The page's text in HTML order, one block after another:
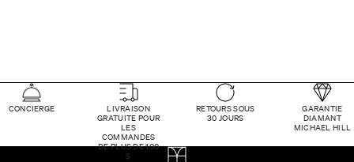
CONCIERGE
LIVRAISON
GRATUITE POUR
LES
COMMANDES
DE PLUS DE 100
$
RETOURS SOUS
30 JOURS
GARANTIE
DIAMANT
MICHAEL HILL